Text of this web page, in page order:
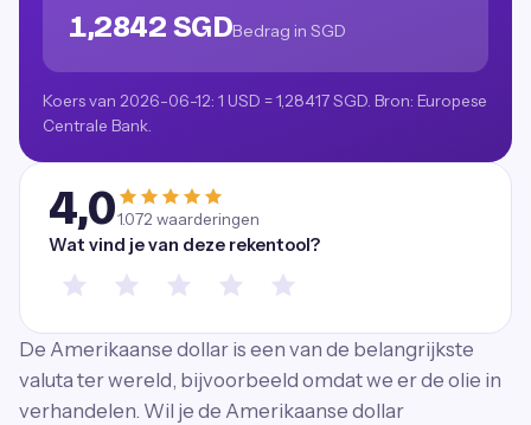
1,2842 SGDBedrag in SGD
Koers van 2026-06-12: 1 USD = 1,28417 SGD. Bron: Europese
Centrale Bank.
4,01.072 waarderingen
Wat vind je van deze rekentool?
De Amerikaanse dollar is een van de belangrijkste
valuta ter wereld, bijvoorbeeld omdat we er de olie in
verhandelen. Wil je de Amerikaanse dollar